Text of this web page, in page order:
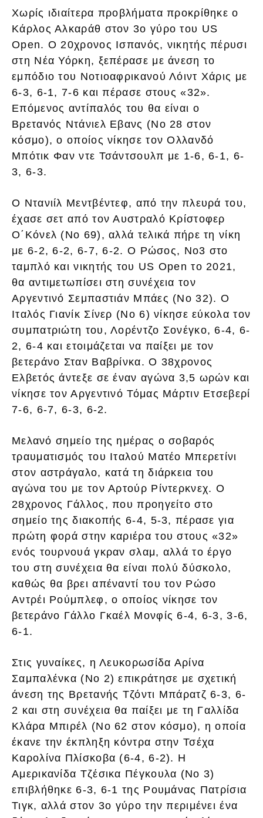
Χωρίς ιδιαίτερα προβλήματα προκρίθηκε ο
Κάρλος Αλκαράθ στον 3ο γύρο του US
Open. Ο 20χρονος Ισπανός, νικητής πέρυσι
στη Νέα Υόρκη, ξεπέρασε με άνεση το
εμπόδιο του Νοτιοαφρικανού Λόιντ Χάρις με
6-3, 6-1, 7-6 και πέρασε στους «32».
Επόμενος αντίπαλός του θα είναι ο
Βρετανός Ντάνιελ Εβανς (Νο 28 στον
κόσμο), ο οποίος νίκησε τον Ολλανδό
Μπότικ Φαν ντε Τσάντσουλπ με 1-6, 6-1, 6-
3, 6-3.
Ο Ντανιίλ Μεντβέντεφ, από την πλευρά του,
έχασε σετ από τον Αυστραλό Κρίστοφερ
Ο΄Κόνελ (Νο 69), αλλά τελικά πήρε τη νίκη
με 6-2, 6-2, 6-7, 6-2. Ο Ρώσος, Νο3 στο
ταμπλό και νικητής του US Open το 2021,
θα αντιμετωπίσει στη συνέχεια τον
Αργεντινό Σεμπαστιάν Μπάες (Νο 32). Ο
Ιταλός Γιανίκ Σίνερ (Νο 6) νίκησε εύκολα τον
συμπατριώτη του, Λορέντζο Σονέγκο, 6-4, 6-
2, 6-4 και ετοιμάζεται να παίξει με τον
βετεράνο Σταν Βαβρίνκα. Ο 38χρονος
Ελβετός άντεξε σε έναν αγώνα 3,5 ωρών και
νίκησε τον Αργεντινό Τόμας Μάρτιν Ετσεβερί
7-6, 6-7, 6-3, 6-2.
Μελανό σημείο της ημέρας ο σοβαρός
τραυματισμός του Ιταλού Ματέο Μπερετίνι
στον αστράγαλο, κατά τη διάρκεια του
αγώνα του με τον Αρτούρ Ρίντερκνεχ. Ο
28χρονος Γάλλος, που προηγείτο στο
σημείο της διακοπής 6-4, 5-3, πέρασε για
πρώτη φορά στην καριέρα του στους «32»
ενός τουρνουά γκραν σλαμ, αλλά το έργο
του στη συνέχεια θα είναι πολύ δύσκολο,
καθώς θα βρει απέναντί του τον Ρώσο
Αντρέι Ρούμπλεφ, ο οποίος νίκησε τον
βετεράνο Γάλλο Γκαέλ Μονφίς 6-4, 6-3, 3-6,
6-1.
Στις γυναίκες, η Λευκορωσίδα Αρίνα
Σαμπαλένκα (Νο 2) επικράτησε με σχετική
άνεση της Βρετανής Τζόντι Μπάρατζ 6-3, 6-
2 και στη συνέχεια θα παίξει με τη Γαλλίδα
Κλάρα Μπιρέλ (Νο 62 στον κόσμο), η οποία
έκανε την έκπληξη κόντρα στην Τσέχα
Καρολίνα Πλίσκοβα (6-4, 6-2). Η
Αμερικανίδα Τζέσικα Πέγκουλα (Νο 3)
επιβλήθηκε 6-3, 6-1 της Ρουμάνας Πατρίσια
Τιγκ, αλλά στον 3ο γύρο την περιμένει ένα